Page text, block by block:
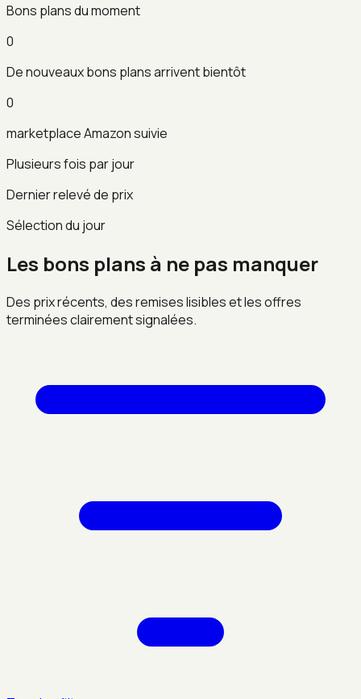
Bons plans du moment
0
De nouveaux bons plans arrivent bientôt
0
marketplace Amazon suivie
Plusieurs fois par jour
Dernier relevé de prix
Sélection du jour
Les bons plans à ne pas manquer
Des prix récents, des remises lisibles et les offres
terminées clairement signalées.